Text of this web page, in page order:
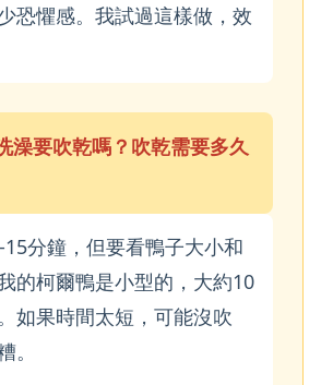
恐懼感。我試過這樣做，效
澡要吹乾嗎？吹乾需要多久
分鐘，但要看鴨子大小和
的柯爾鴨是小型的，大約10
如果時間太短，可能沒吹
。